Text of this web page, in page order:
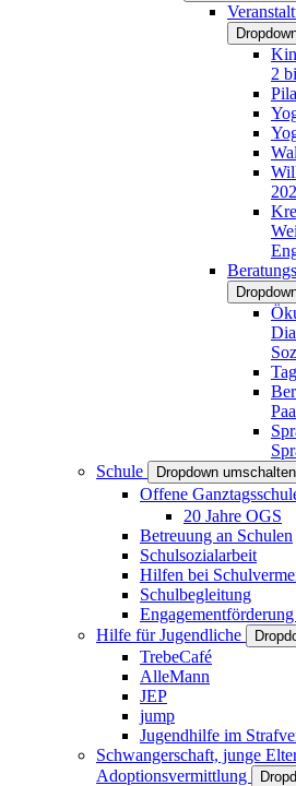
2
Schule
Dropdown umschalten
Offene
20 Jahre OGS
Betreuung an Schulen
Schulsozialarbeit
Hilfen bei
Schulbegleitung
Hilfe für Jugendliche
TrebeCafé
AlleMann
JEP
jump
Jugendhilfe im
Schwangerschaft, junge
Adoptionsvermittlung